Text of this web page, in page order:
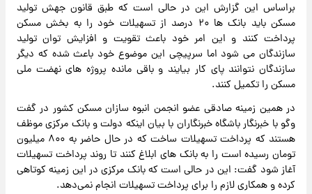
براساس این گزارش این در حالی است که طبق قانون جهش تولید
مسکن باید بانک ها ۲۰ درصد از تسهیلات خود را به بخش مسکن
پرداخت کنند و این امر خود باعث تقویت و افزایش توان تولید
سازندگان می شود اما سرپیچی این موضوع خود باعث شده که دیگر
سازندگان نتوانند پای کار بیایند و باقی مانده پروژه های نهضت ملی
مسکن را تکمیل کنند.
در همین زمینه صادقی عضو انجمن انبوه سازان مسکن کشور در گفت
وگو با خبرنگار باشگاه خبرنگاران با بیان اینکه دولت و بانک مرکزی موظف
هستند که پرداخت تسهیلات ساخت که در حال حاضر به ۸۰۰ میلیون
تومان رسیده است را به بانک های ابلاغ کنند تا روند پرداخت تسهیلات
آغاز شود گفت: این در حالی است که بانک مرکزی در این زمینه کوتاهی
کرده و همکاری لازم را برای پرداخت تسهیلات انجام نمی‌دهد‌.